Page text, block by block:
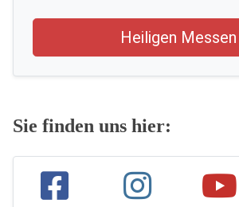
Heiligen Messen
Sie finden uns hier: